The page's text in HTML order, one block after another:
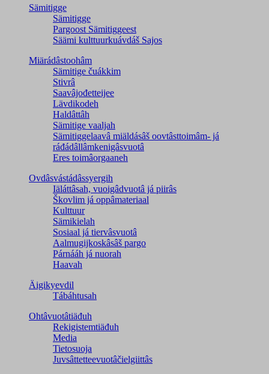
Sämitigge
Sämitigge
Pargoost Sämitiggeest
Säämi kulttuurkuávdáš Sajos
Miärádâstoohâm
Sämitige čuákkim
Stivrâ
Saavâjođetteijee
Lävdikodeh
Haldâttâh
Sämitige vaaljah
Sämitiggelaavâ miäldásâš oovtâsttoimâm- já
ráđádâllâmkenigâsvuotâ
Eres toimâorgaaneh
Ovdâsvástádâssyergih
Iäláttâsah, vuoigâdvuotâ já piirâs
Škovlim já oppâmateriaal
Kulttuur
Sämikielah
Sosiaal já tiervâsvuotâ
Aalmugijkoskâsâš pargo
Párnááh já nuorah
Haavah
Äigikyevdil
Tábáhtusah
Ohtâvuotâtiäđuh
Rekigistemtiäđuh
Media
Tietosuoja
Juvsâttetteevuotâčielgiittâs